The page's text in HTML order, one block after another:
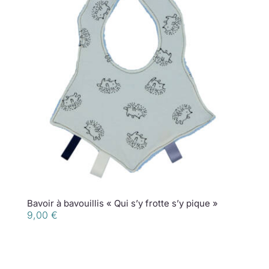
Bavoir à bavouillis « Qui s’y frotte s’y pique »
9,00 €